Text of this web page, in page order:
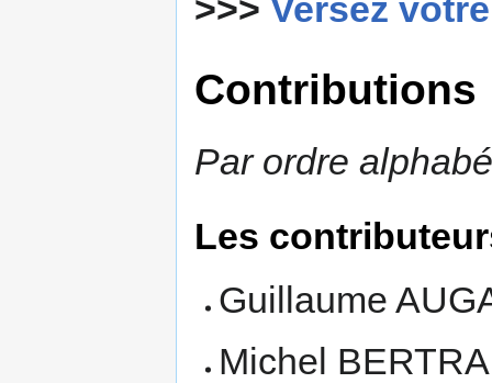
>>> Versez
Contributions
Par ordre
Les
Guillaume
Michel